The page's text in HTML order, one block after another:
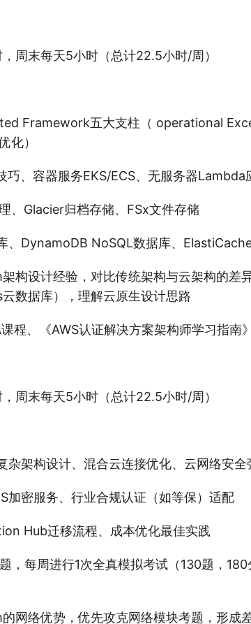
周末每天5小时（总计22.5小时/周）
Framework五大支柱（ operational
化）
巧、容器服务EKS/ECS、无服务器Lambda
、Glacier归档存储、FSx文件存储
、DynamoDB NoSQL数据库、
构设计经验，对比传统架构与云架构的差
数据库），理解云原生设计思路
程、《AWS认证解决方案架构师学习指南》
周末每天5小时（总计22.5小时/周）
杂架构设计、混合云连接优化、云网络安全
加密服务、行业合规认证（如等保）适配
Hub迁移流程、成本优化最佳实践
，每周进行1次全真模拟考试（130题，180
网络优势，优先攻克网络模块考题，形成